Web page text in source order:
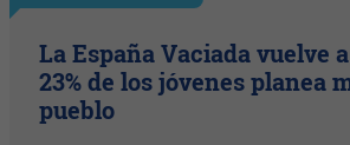
La España Vaciada vuelve
23% de los jóvenes planea
pueblo